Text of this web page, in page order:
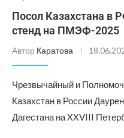
Посол Казахстана в
стенд на ПМЭФ-2025
Автор Каратова
Чрезвычайный и
Казахстан в России
Дагестана на XXVIII